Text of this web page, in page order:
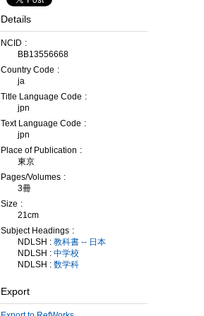
Details
NCID
BB13556668
Country Code
ja
Title Language Code
jpn
Text Language Code
jpn
Place of Publication
東京
Pages/Volumes
3冊
Size
21cm
Subject Headings
NDLSH : 教科書 -- 日本
NDLSH : 中学校
NDLSH : 数学科
Export